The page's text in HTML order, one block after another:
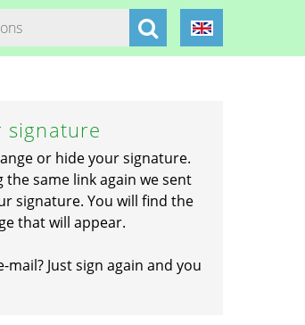
signature
or hide your signature.
the same link again we sent
signature. You will find the
that will appear.
mail? Just sign again and you